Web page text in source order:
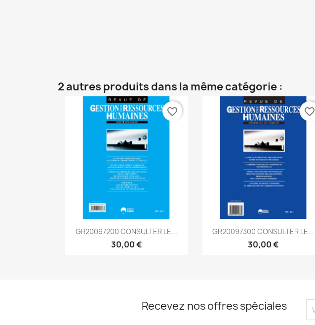
2 autres produits dans la même catégorie :
Aperçu rapide
GR20097200 CONSULTER LE...
30,00 €
favorite_border
Aperçu rapide
GR20097300 CONSULTER LE...
30,00 €
favorite_border
Recevez nos offres spéciales